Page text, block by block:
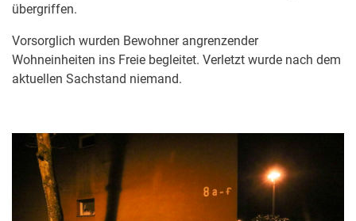
übergriffen.
Vorsorglich wurden Bewohner angrenzender
Wohneinheiten ins Freie begleitet. Verletzt wurde nach dem
aktuellen Sachstand niemand.